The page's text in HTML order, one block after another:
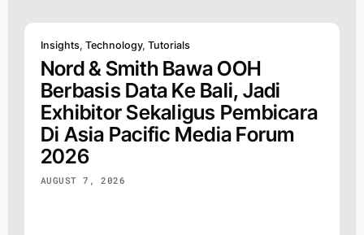
Insights Technology, Tutorials
Nord & Smith Bawa OOH
Berbasis Data Ke Bali, Jadi
Exhibitor Sekaligus Pembicara
Di Asia Pacific Media Forum
2026
AUGUST 7, 2026